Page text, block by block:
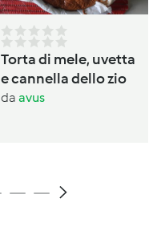
Torta di mele, uvetta
e cannella dello zio
da avus